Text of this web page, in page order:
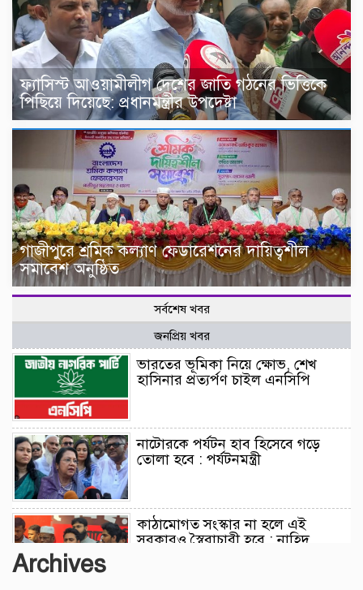
ফ্যাসিস্ট আওয়ামীলীগ দেশের জাতি গঠনের ভিত্তিকে
পিছিয়ে দিয়েছে: প্রধানমন্ত্রীর উপদেষ্টা
গাজীপুরে শ্রমিক কল্যাণ ফেডারেশনের দায়িত্বশীল
সমাবেশ অনুষ্ঠিত
সর্বশেষ খবর
জনপ্রিয় খবর
ভারতের ভূমিকা নিয়ে ক্ষোভ, শেখ
হাসিনার প্রত্যর্পণ চাইল এনসিপি
নাটোরকে পর্যটন হাব হিসেবে গড়ে
তোলা হবে : পর্যটনমন্ত্রী
কাঠামোগত সংস্কার না হলে এই
সরকারও স্বৈরাচারী হবে : নাহিদ
Archives